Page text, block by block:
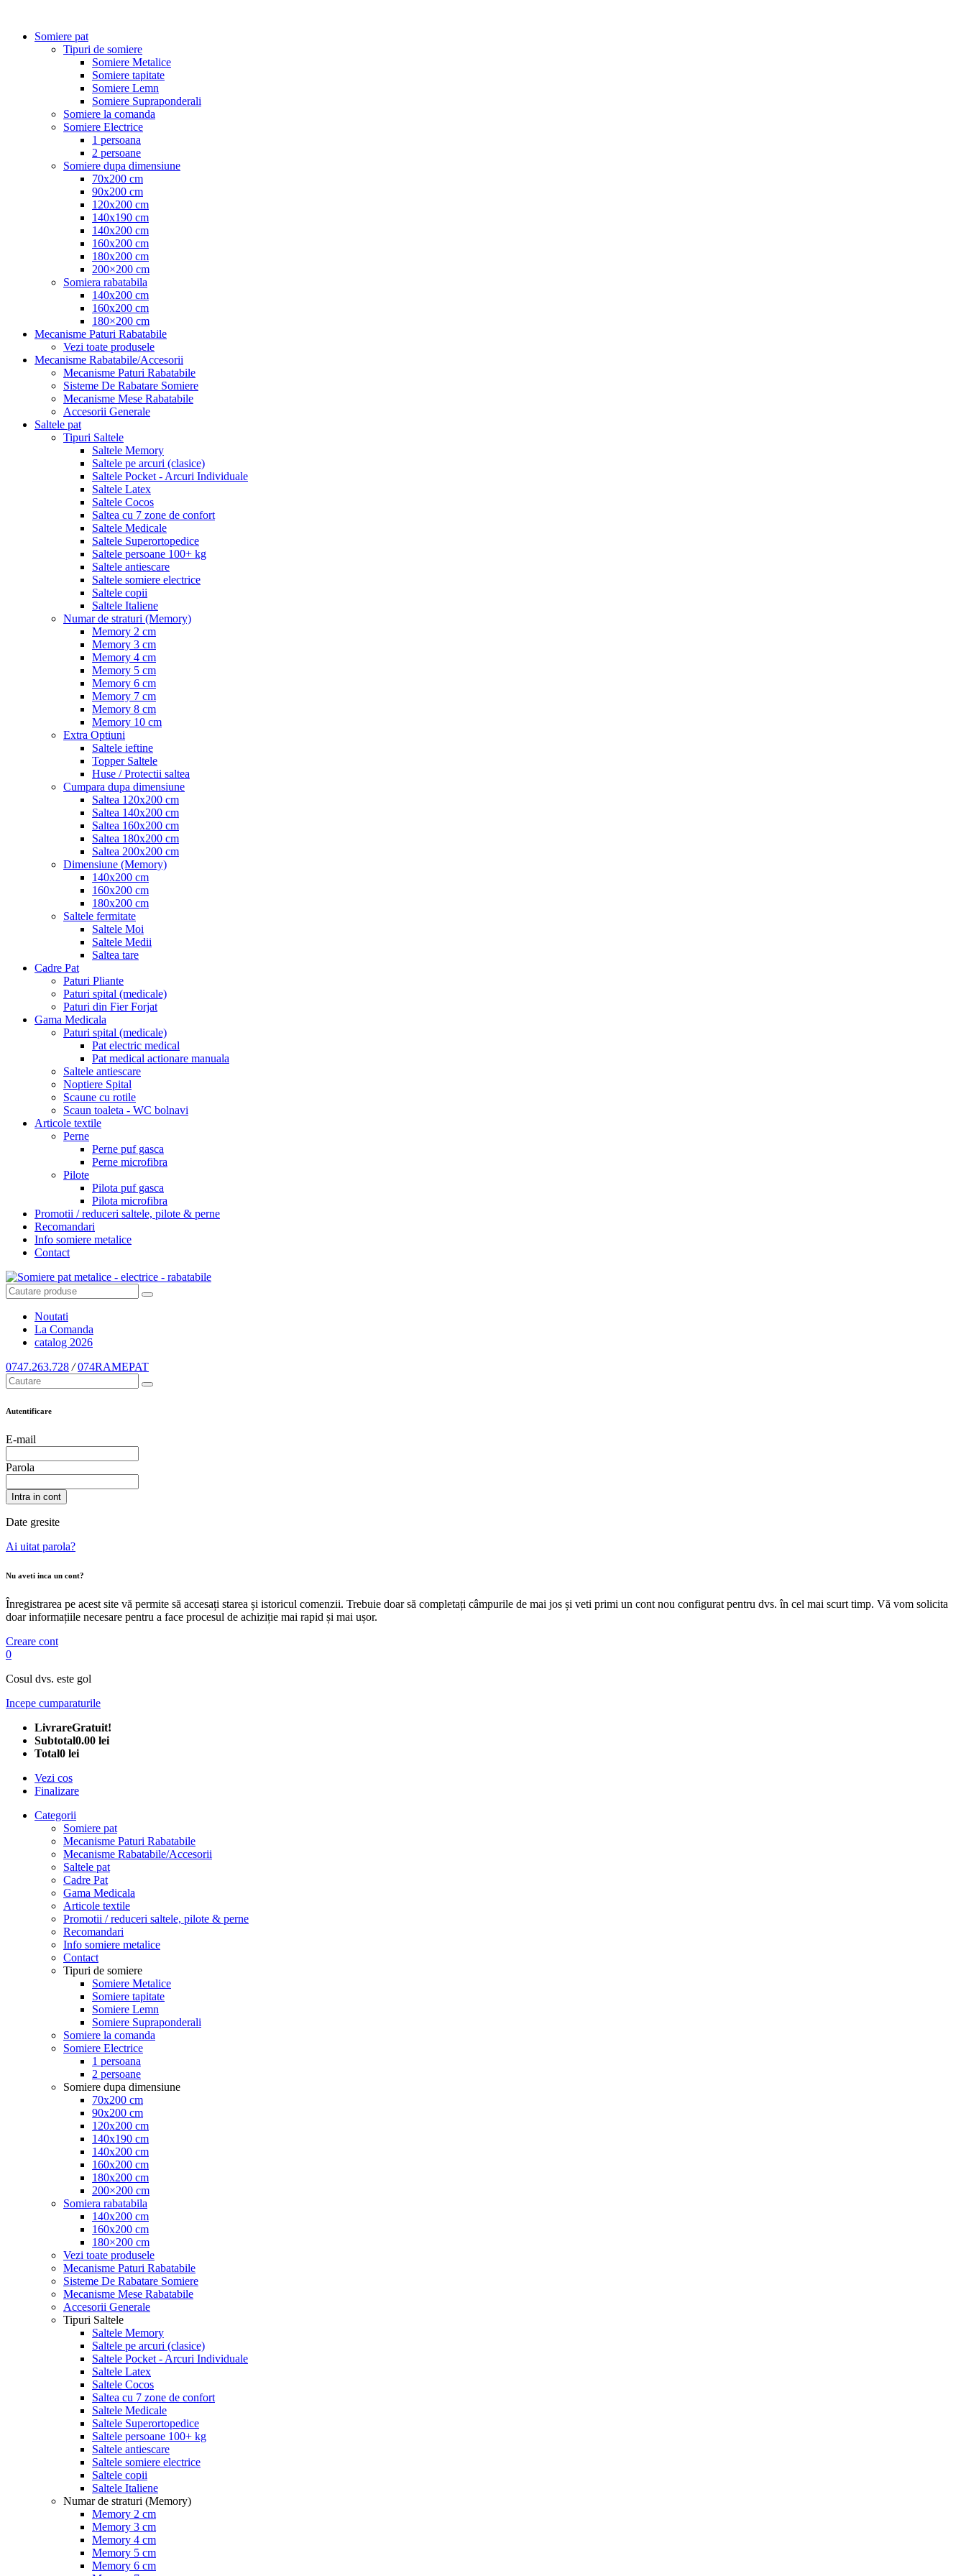
Somiere pat
Tipuri de somiere
Somiere Metalice
Somiere tapitate
Somiere Lemn
Somiere Supraponderali
Somiere la comanda
Somiere Electrice
1 persoana
2 persoane
Somiere dupa dimensiune
70x200 cm
90x200 cm
120x200 cm
140x190 cm
140x200 cm
160x200 cm
180x200 cm
200×200 cm
Somiera rabatabila
140x200 cm
160x200 cm
180×200 cm
Mecanisme Paturi Rabatabile
Vezi toate produsele
Mecanisme Rabatabile/Accesorii
Mecanisme Paturi Rabatabile
Sisteme De Rabatare Somiere
Mecanisme Mese Rabatabile
Accesorii Generale
Saltele pat
Tipuri Saltele
Saltele Memory
Saltele pe arcuri (clasice)
Saltele Pocket - Arcuri Individuale
Saltele Latex
Saltele Cocos
Saltea cu 7 zone de confort
Saltele Medicale
Saltele Superortopedice
Saltele persoane 100+ kg
Saltele antiescare
Saltele somiere electrice
Saltele copii
Saltele Italiene
Numar de straturi (Memory)
Memory 2 cm
Memory 3 cm
Memory 4 cm
Memory 5 cm
Memory 6 cm
Memory 7 cm
Memory 8 cm
Memory 10 cm
Extra Optiuni
Saltele ieftine
Topper Saltele
Huse / Protectii saltea
Cumpara dupa dimensiune
Saltea 120x200 cm
Saltea 140x200 cm
Saltea 160x200 cm
Saltea 180x200 cm
Saltea 200x200 cm
Dimensiune (Memory)
140x200 cm
160x200 cm
180x200 cm
Saltele fermitate
Saltele Moi
Saltele Medii
Saltea tare
Cadre Pat
Paturi Pliante
Paturi spital (medicale)
Paturi din Fier Forjat
Gama Medicala
Paturi spital (medicale)
Pat electric medical
Pat medical actionare manuala
Saltele antiescare
Noptiere Spital
Scaune cu rotile
Scaun toaleta - WC bolnavi
Articole textile
Perne
Perne puf gasca
Perne microfibra
Pilote
Pilota puf gasca
Pilota microfibra
Promotii / reduceri saltele, pilote & perne
Recomandari
Info somiere metalice
Contact
Noutati
La Comanda
catalog 2026
0747.263.728 / 074RAMEPAT
Autentificare
E-mail
Parola
Intra in cont
Date gresite
Ai uitat parola?
Nu aveti inca un cont?
Înregistrarea pe acest site vă permite să accesați starea și istoricul comenzii. Trebuie doar să completați câmpurile de mai jos și veti primi un cont nou configurat pentru dvs. în cel mai scurt timp. Vă vom solicita
doar informațiile necesare pentru a face procesul de achiziție mai rapid și mai ușor.
Creare cont
0
Cosul dvs. este gol
Incepe cumparaturile
LivrareGratuit!
Subtotal0.00 lei
Total0 lei
Vezi cos
Finalizare
Categorii
Somiere pat
Mecanisme Paturi Rabatabile
Mecanisme Rabatabile/Accesorii
Saltele pat
Cadre Pat
Gama Medicala
Articole textile
Promotii / reduceri saltele, pilote & perne
Recomandari
Info somiere metalice
Contact
Tipuri de somiere
Somiere Metalice
Somiere tapitate
Somiere Lemn
Somiere Supraponderali
Somiere la comanda
Somiere Electrice
1 persoana
2 persoane
Somiere dupa dimensiune
70x200 cm
90x200 cm
120x200 cm
140x190 cm
140x200 cm
160x200 cm
180x200 cm
200×200 cm
Somiera rabatabila
140x200 cm
160x200 cm
180×200 cm
Vezi toate produsele
Mecanisme Paturi Rabatabile
Sisteme De Rabatare Somiere
Mecanisme Mese Rabatabile
Accesorii Generale
Tipuri Saltele
Saltele Memory
Saltele pe arcuri (clasice)
Saltele Pocket - Arcuri Individuale
Saltele Latex
Saltele Cocos
Saltea cu 7 zone de confort
Saltele Medicale
Saltele Superortopedice
Saltele persoane 100+ kg
Saltele antiescare
Saltele somiere electrice
Saltele copii
Saltele Italiene
Numar de straturi (Memory)
Memory 2 cm
Memory 3 cm
Memory 4 cm
Memory 5 cm
Memory 6 cm